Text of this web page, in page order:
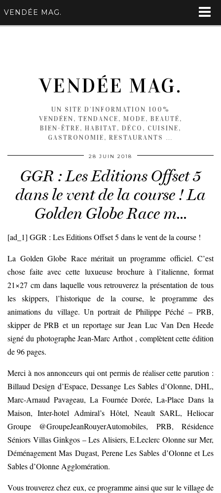
VENDÉE MAG.
VENDÉE MAG.
UN SITE D'INFORMATION 100%
VENDÉEN, TENDANCE, MODE, BEAUTÉ,
BIEN-ÊTRE, HABITAT, DÉCO, CUISINE,
GASTRONOMIE, RESTAURANTS …
28 JUIN 2018
GGR : Les Editions Offset 5
dans le vent de la course ! La
Golden Globe Race m…
[ad_1] GGR : Les Editions Offset 5 dans le vent de la course !
La Golden Globe Race méritait un programme officiel. C’est
chose faite avec cette luxueuse brochure à l’italienne, format
21×27 cm dans laquelle vous retrouverez la présentation de tous
les skippers, l’historique de la course, le programme des
animations du village. Un portrait de Philippe Péché – PRB,
skipper de PRB et un reportage sur Jean Luc Van Den Heede
signé du photographe Jean-Marc Arthot , complètent cette édition
de 96 pages.
Merci à nos annonceurs qui ont permis de réaliser cette parution :
Billaud Design d’Espace, Dessange Les Sables d’Olonne, DHL,
Marc-Arnaud Pavageau, La Fournée Dorée, La-Place Dans la
Maison, Inter-hotel Admiral’s Hôtel, Neault SARL, Heliocar
Groupe @GroupeJeanRouyerAutomobiles, PRB, Résidence
Séniors Villas Ginkgos – Les Alisiers, E.Leclerc Olonne sur Mer,
Déménagement Mas Dugast, Perene Les Sables d’Olonne et Les
Sables d’Olonne Agglomération.
Vous trouverez chez eux, ce programme ainsi que sur le village de